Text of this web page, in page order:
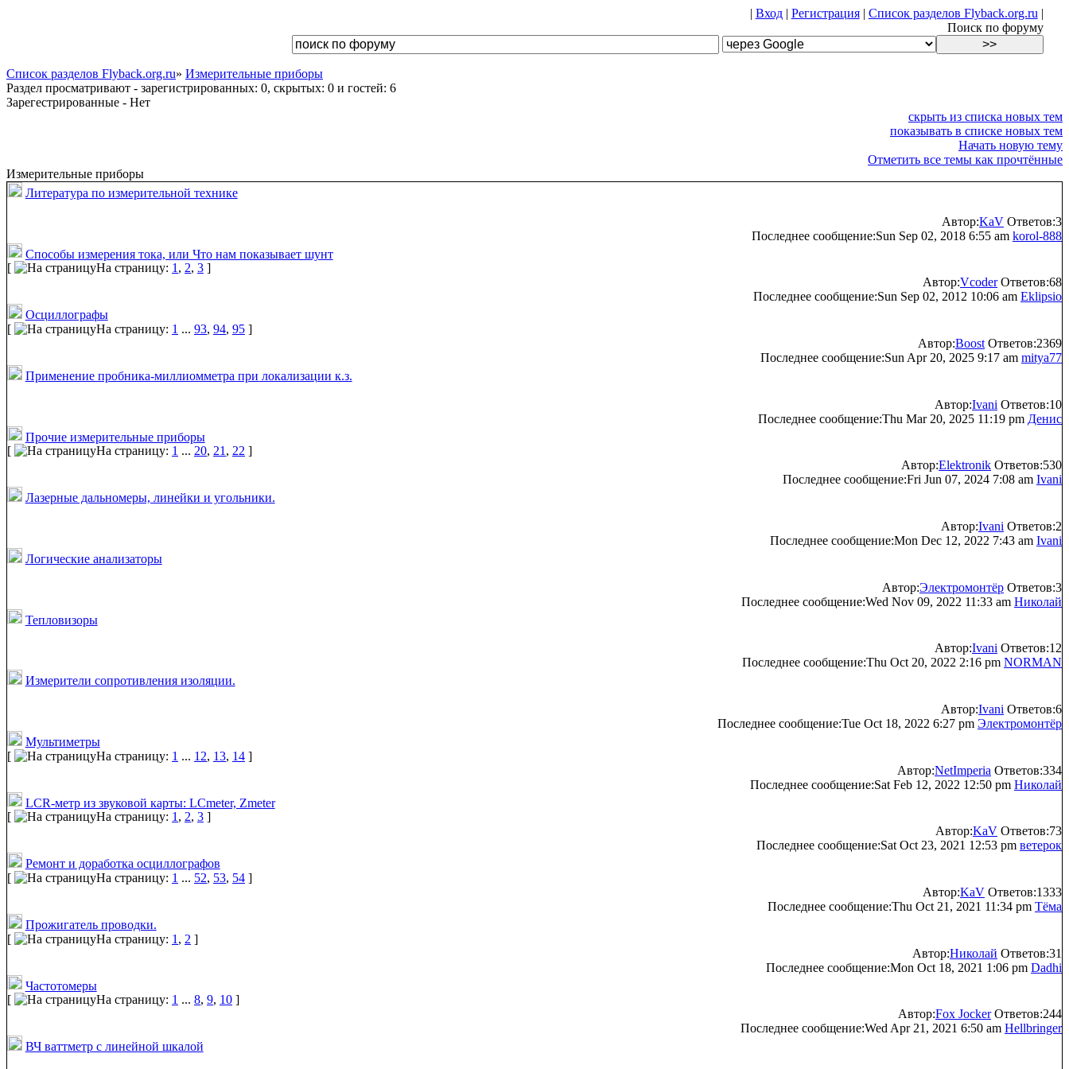
| Вход| Регистрация| Список разделов Flyback.org.ru |
Поиск по форуму
Список разделов Flyback.org.ru» Измерительные приборы
Раздел просматривают - зарегистрированных: 0, скрытых: 0 и гостей: 6
Зарегестрированные - Нет
скрыть из списка новых тем
показывать в списке новых тем
Начать новую тему
Отметить все темы как прочтённые
Измерительные приборы
Литература по измерительной технике
Автор:KaV Ответов:3
Последнее сообщение:Sun Sep 02, 2018 6:55 am korol-888
Способы измерения тока, или Что нам показывает шунт
[
На страницу: 1 , 2, 3 ]
Автор:VcoderОтветов:68
Последнее сообщение:Sun Sep 02, 2012 10:06 am Eklipsio
Осциллографы
[
На страницу: 1 ... 93, 94, 95 ]
Автор:Boost Ответов:2369
Последнее сообщение:Sun Apr 20, 2025 9:17 am mitya77
Применение пробника-миллиомметра при локализации к.з.
Автор:Ivani Ответов:10
Последнее сообщение:Thu Mar 20, 2025 11:19 pm Денис
Прочие измерительные приборы
[
На страницу: 1 ... 20, 21 , 22 ]
Автор:Elektronik Ответов:530
Последнее сообщение:Fri Jun 07, 2024 7:08 am Ivani
Лазерные дальномеры, линейки и угольники.
Автор:Ivani Ответов:2
Последнее сообщение:Mon Dec 12, 2022 7:43 am Ivani
Логические анализаторы
Автор:Электромонтёр Ответов:3
Последнее сообщение:Wed Nov 09, 2022 11:33 am Николай
Тепловизоры
Автор:Ivani Ответов:12
Последнее сообщение:Thu Oct 20, 2022 2:16 pm NORMAN
Измерители сопротивления изоляции.
Автор:Ivani Ответов:6
Последнее сообщение:Tue Oct 18, 2022 6:27 pm Электромонтёр
Мультиметры
[
На страницу: 1 ... 12, 13, 14 ]
Автор:NetImperia Ответов:334
Последнее сообщение:Sat Feb 12, 2022 12:50 pm Николай
LCR-метр из звуковой карты: LCmeter, Zmeter
[
На страницу: 1 , 2, 3 ]
Автор:KaV Ответов:73
Последнее сообщение:Sat Oct 23, 2021 12:53 pm ветерок
Ремонт и доработка осциллографов
[
На страницу: 1 ... 52, 53, 54 ]
Автор:KaV Ответов:1333
Последнее сообщение:Thu Oct 21, 2021 11:34 pm Тёма
Прожигатель проводки.
[
На страницу: 1 , 2 ]
Автор:Николай Ответов:31
Последнее сообщение:Mon Oct 18, 2021 1:06 pm Dadhi
Частотомеры
[
На страницу: 1 ... 8, 9, 10 ]
Автор:Fox JockerОтветов:244
Последнее сообщение:Wed Apr 21, 2021 6:50 am Hellbringer
ВЧ ваттметр с линейной шкалой